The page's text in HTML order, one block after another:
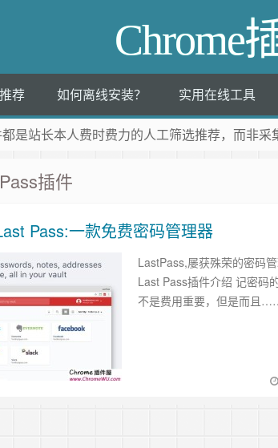
Chrome
荐 如何离线安装？ 实用在线工具
是站长本人费时费力的人工筛选推荐，而非采
插件
Pass:一款免费密码管理器
LastPass,屡获殊荣的密码
Last Pass插件介绍 记密码
不是费用重要，但是而且